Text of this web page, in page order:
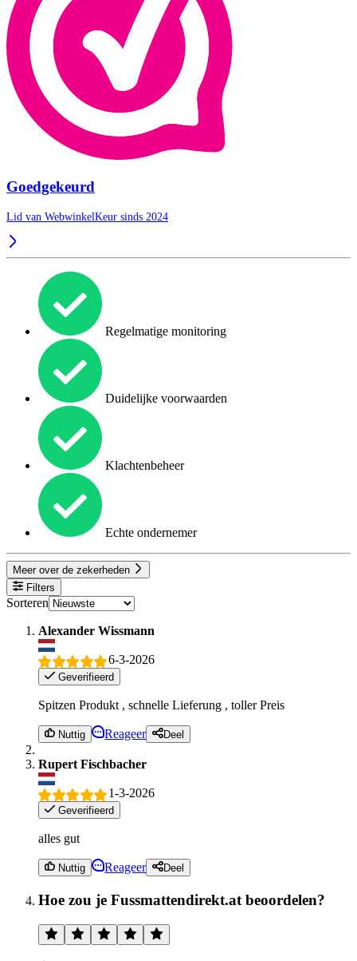
Goedgekeurd
Lid van WebwinkelKeur sinds 2024
Regelmatige monitoring
Duidelijke voorwaarden
Klachtenbeheer
Echte ondernemer
Meer over de zekerheden
Filters
Sorteren
Alexander Wissmann
6-3-2026
Geverifieerd
Spitzen Produkt , schnelle Lieferung , toller Preis
Nuttig Reageer Deel
Rupert Fischbacher
1-3-2026
Geverifieerd
alles gut
Nuttig Reageer Deel
Hoe zou je Fussmattendirekt.at beoordelen?